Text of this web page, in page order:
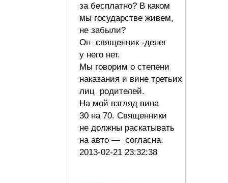
за бесплатно? В каком
мы государстве живем,
не забыли?
Он священник -денег
у него нет.
Мы говорим о степени
наказания и вине третьих
лиц родителей.
На мой взгляд вина
30 на 70. Священники
не должны раскатывать
на авто — согласна.
2013-02-21 23:32:38